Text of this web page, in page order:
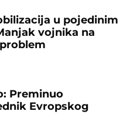
u pojedinim
vojnika na
Preminuo
Evropskog